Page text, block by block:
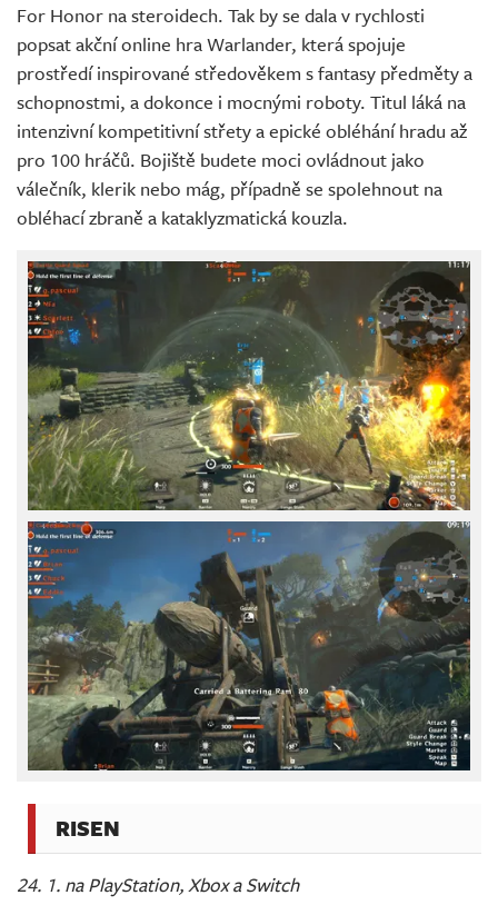
For Honor na steroidech. Tak by se dala v rychlosti
popsat akční online hra Warlander, která spojuje
prostředí inspirované středověkem s fantasy předměty a
schopnostmi, a dokonce i mocnými roboty. Titul láká na
intenzivní kompetitivní střety a epické obléhání hradu až
pro 100 hráčů. Bojiště budete moci ovládnout jako
válečník, klerik nebo mág, případně se spolehnout na
obléhací zbraně a kataklyzmatická kouzla.
RISEN
24. 1. na PlayStation, Xbox a Switch